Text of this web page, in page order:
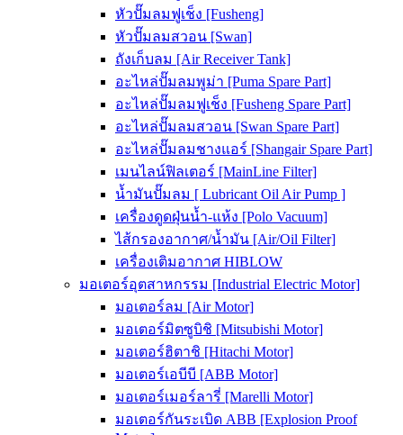
หัวปั๊มลมฟูเช็ง [Fusheng]
หัวปั๊มลมสวอน [Swan]
ถังเก็บลม [Air Receiver Tank]
อะไหล่ปั๊มลมพูม่า [Puma Spare Part]
อะไหล่ปั๊มลมฟูเช็ง [Fusheng Spare Part]
อะไหล่ปั๊มลมสวอน [Swan Spare Part]
อะไหล่ปั๊มลมชางแอร์ [Shangair Spare Part]
เมนไลน์ฟิลเตอร์ [MainLine Filter]
น้ำมันปั๊มลม [ Lubricant Oil Air Pump ]
เครื่องดูดฝุ่นน้ำ-แห้ง [Polo Vacuum]
ไส้กรองอากาศ/น้ำมัน [Air/Oil Filter]
เครื่องเติมอากาศ HIBLOW
มอเตอร์อุตสาหกรรม [Industrial Electric Motor]
มอเตอร์ลม [Air Motor]
มอเตอร์มิตซูบิชิ [Mitsubishi Motor]
มอเตอร์ฮิตาชิ [Hitachi Motor]
มอเตอร์เอบีบี [ABB Motor]
มอเตอร์เมอร์ลารี่ [Marelli Motor]
มอเตอร์กันระเบิด ABB [Explosion Proof